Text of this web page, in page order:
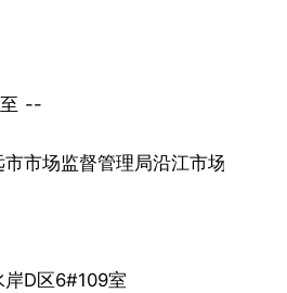
2020-10-21 至 --
市场监督管理局沿江市场监督管
D区6#109室